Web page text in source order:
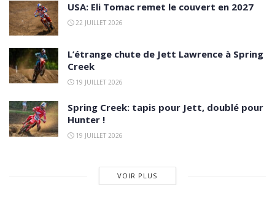
USA: Eli Tomac remet le couvert en 2027
22 JUILLET 2026
L’étrange chute de Jett Lawrence à Spring
Creek
19 JUILLET 2026
Spring Creek: tapis pour Jett, doublé pour
Hunter !
19 JUILLET 2026
VOIR PLUS